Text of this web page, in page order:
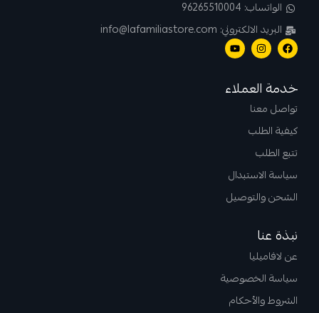
الواتساب: 96265510004
البريد الالكتروني: info@lafamiliastore.com
خدمة العملاء
تواصل معنا
كيفية الطلب
تتبع الطلب
سياسة الاستبدال
الشحن والتوصيل
نبذة عنا
عن لافاميليا
سياسة الخصوصية
الشروط والأحكام